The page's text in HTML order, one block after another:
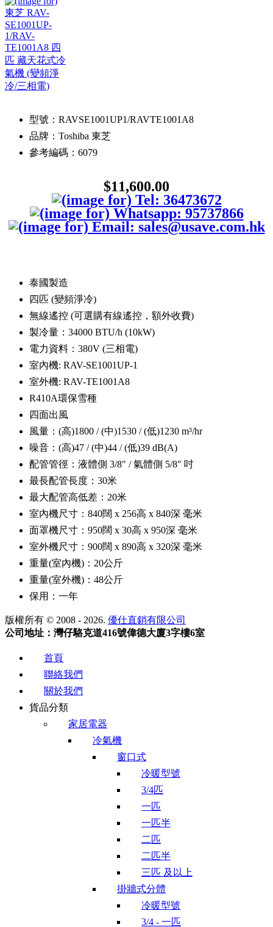
型號：RAVSE1001UP1/RAVTE1001A8
品牌：Toshiba 東芝
參考編碼：6079
$11,600.00
泰國製造
四匹 (變頻淨冷)
無線遙控 (可選購有線遙控，額外收費)
製冷量：34000 BTU/h (10kW)
電力資料：380V (三相電)
室內機: RAV-SE1001UP-1
室外機: RAV-TE1001A8
R410A環保雪種
四面出風
風量：(高)1800 / (中)1530 / (低)1230 m³/hr
噪音：(高)47 / (中)44 / (低)39 dB(A)
配管管徑：液體側 3/8" / 氣體側 5/8" 吋
最長配管長度：30米
最大配管高低差：20米
室內機尺寸：840闊 x 256高 x 840深 毫米
面罩機尺寸：950闊 x 30高 x 950深 毫米
室外機尺寸：900闊 x 890高 x 320深 毫米
重量(室內機)：20公斤
重量(室外機)：48公斤
保用：一年
版權所有 © 2008 - 2026. 優仕直銷有限公司
公司地址：灣仔駱克道416號偉德大廈3字樓6室
首頁
聯絡我們
關於我們
貨品分類
家居電器
冷氣機
窗口式
冷暖型號
3/4匹
一匹
一匹半
二匹
二匹半
三匹 及以上
掛牆式分體
冷暖型號
3/4 - 一匹